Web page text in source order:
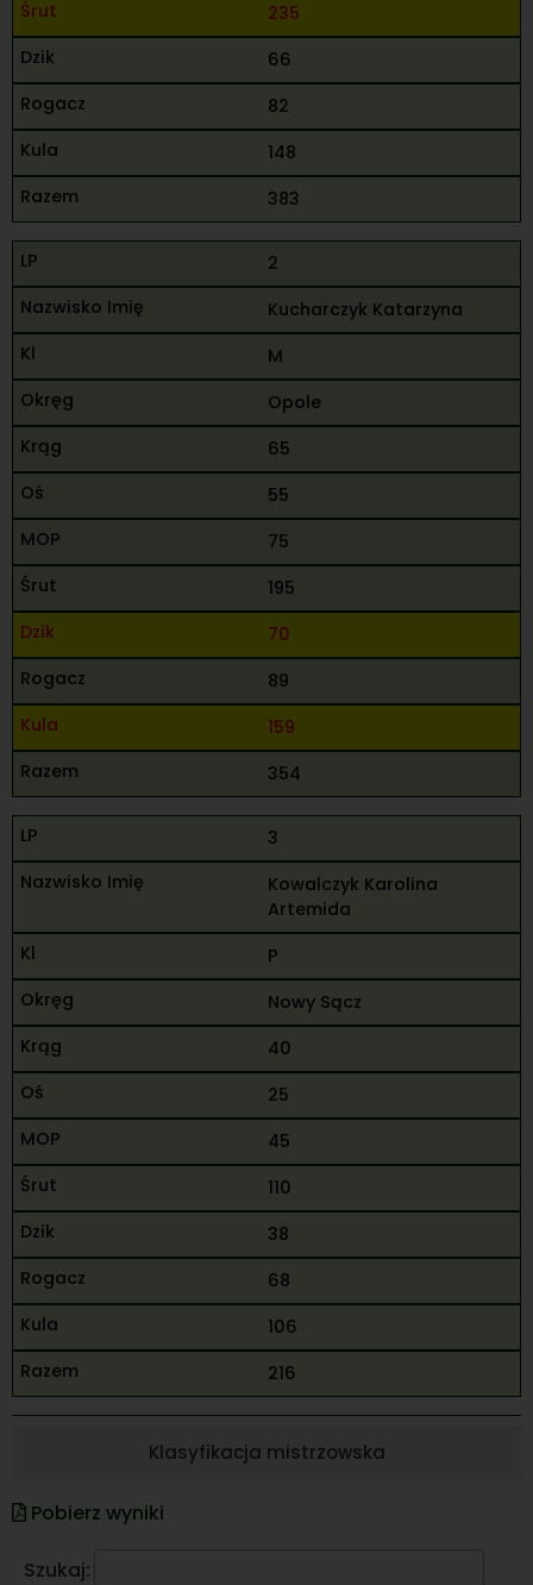
235
66
82
148
383
2
Kucharczyk Katarzyna
M
Opole
65
55
75
195
70
89
159
354
3
Kowalczyk Karolina
Artemida
P
Nowy Sącz
40
25
45
110
38
68
106
216
Klasyfikacja mistrzowska
Pobierz wyniki
Szukaj: